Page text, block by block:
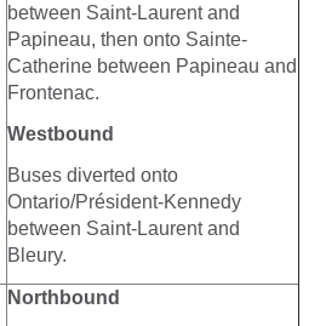
between Saint-Laurent and
Papineau, then onto Sainte-
Catherine between Papineau and
Frontenac.
Westbound
Buses diverted onto
Ontario/Président-Kennedy
between Saint-Laurent and
Bleury.
Northbound